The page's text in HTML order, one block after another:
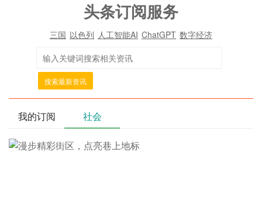
头条订阅服务
三国 以色列 人工智能AI ChatGPT 数字经济
搜索最新资讯
我的订阅 社会